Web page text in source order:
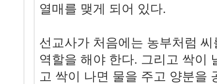
열매를 맺게 되어 있다.
선교사가 처음에는 농부처럼
역할을 해야 한다. 그리고 싹이
고 싹이 나면 물을 주고 양분을